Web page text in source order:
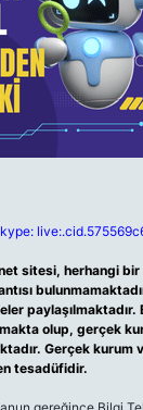
sitesi, herhangi bir
olup, gerçek
Gerçek kurum
tesadüfidir.